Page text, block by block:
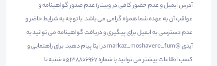
آدرس ایمیل و عدم حضور کافی در وبینار) عدم صدور گواهینامه و
عواقب آن به عهده شما همراه گرامی می باشد. با توجه به شرایط حاضر و
عدم دسترسی به ایمیل برای پیگیری و دریافت گواهینامه می توانید به
آیدی @markaz_moshavere_fum در ایتا پیام دهید. برای راهنمایی و
کسب اطلاعات بیشتر می توانید با شماره 05138806967 شنبه تا